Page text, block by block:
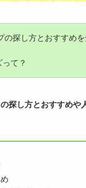
探し方とおすすめを
て？
探し方とおすすめや